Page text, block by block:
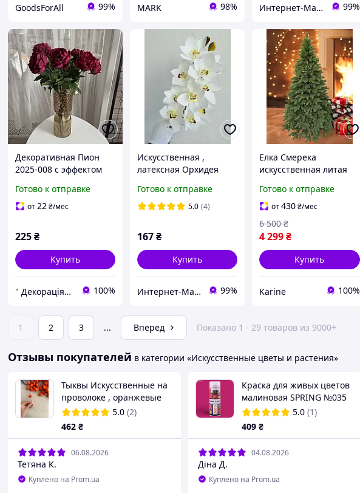
GoodsForAll 99% MARK 98% Интернет-Магазин искусственных цветов Kvitochky 99%
Декоративная Пион
2025-008 с эффектом
Elisey 60см
Готово к отправке
от22₴/мес
225₴
Купить
" Декорація" магазин текстилю та декору для дому 100%
Искусственная ,
латексная Орхидея
Готово к отправке
5.0 (4)
167₴
Купить
Интернет-Магазин искусственных цветов Kvitochky 99%
Елка Смерека
искусственная литая
Готово к отправке
от430₴/мес
4 299₴
6 500 ₴
Купить
Karine 100%
1 2 3 ... Вперед Показано 1 - 29 товаров из 9000+
Отзывы покупателей в категории «Искусственные цветы и растения»
Тыквы Искусственные на
проволоке , оранжевые
100 шт
5.0 (2)
462 ₴
06.08.2026
Тетяна К.
Куплено на Prom.ua
Краска для живых цветов
малиновая SPRING №035
400мл
5.0 (1)
409 ₴
04.08.2026
Діна Д.
Куплено на Prom.ua